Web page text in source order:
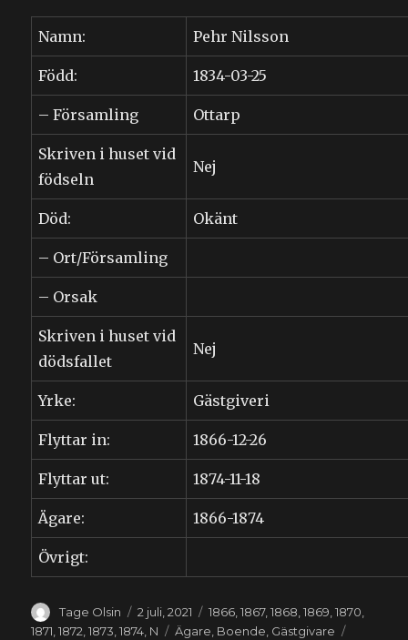
Namn: Pehr Nilsson
Född: 1834-03-25
– Församling Ottarp
Skriven i huset vid
födseln
Nej
Död: Okänt
– Ort/Församling
– Orsak
Skriven i huset vid
dödsfallet
Nej
Yrke: Gästgiveri
Flyttar in: 1866-12-26
Flyttar ut: 1874-11-18
Ägare: 1866-1874
Övrigt:
Författare
Tage Olsin
Publicerat
den
2 juli, 2021 Kategorier
1866 ,1867,1868 ,1869 ,1870
1871 ,1872 ,1873 ,1874 N Etiketter
Ägare Boende Gästgivare